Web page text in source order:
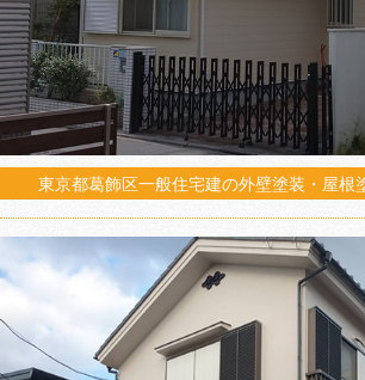
東京都葛飾区一般住宅建の外壁塗装・屋根